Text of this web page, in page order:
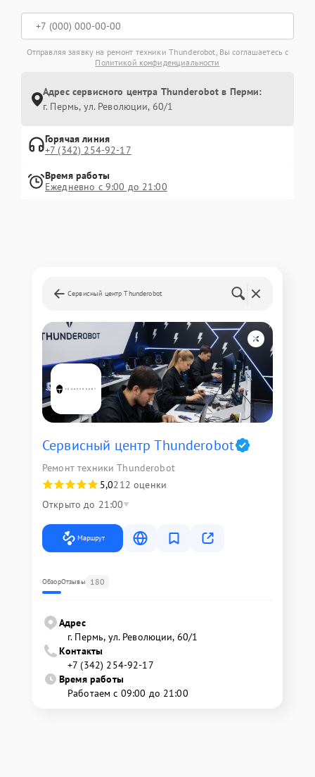
Отправляя заявку на ремонт техники Thunderobot, Вы соглашаетесь с
Политикой конфиденциальности
Адрес сервисного центра Thunderobot в Перми:
г. Пермь, ул. ​Революции, 60/1
Горячая линия
+7 (342) 254-92-17
Время работы
Ежедневно с 9:00 до 21:00
Сервисный центр Thunderobot
Сервисный центр Thunderobot
Ремонт техники Thunderobot
5,0212 оценки
Открыто до 21:00
Маршрут
ОбзорОтзывы 180
Адрес
г. Пермь, ул. ​Революции, 60/1
Контакты
+7 (342) 254-92-17
Время работы
Работаем с 09:00 до 21:00